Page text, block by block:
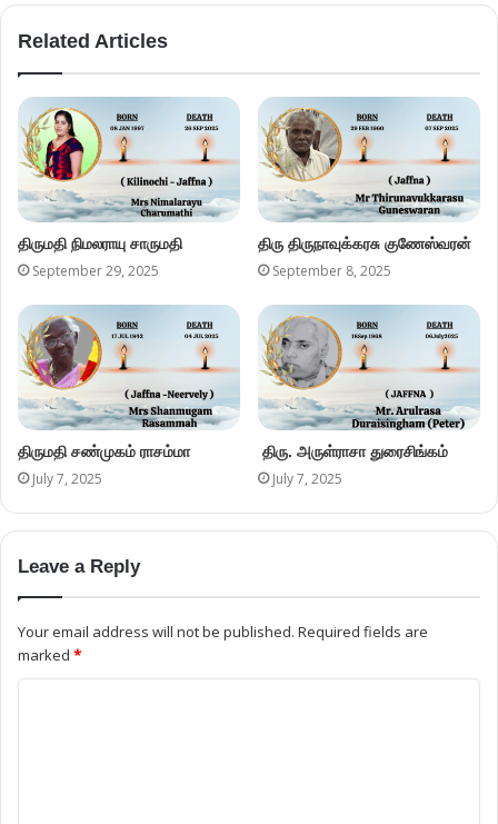
Related Articles
திருமதி நிமலராயு சாருமதி
September 29, 2025
திரு திருநாவுக்கரசு குணேஸ்வரன்
September 8, 2025
திருமதி சண்முகம் ராசம்மா
July 7, 2025
திரு. அருள்ராசா துரைசிங்கம்
July 7, 2025
Leave a Reply
Your email address will not be published. Required fields are
marked *